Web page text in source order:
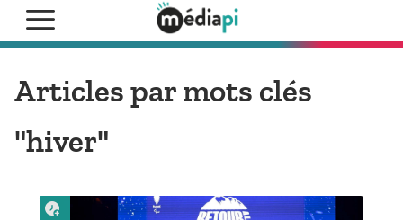
Articles par mots clés
"hiver"
Lire plus tard